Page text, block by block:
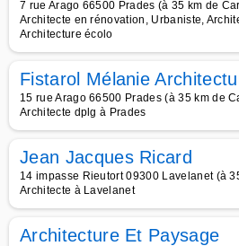
7 rue Arago 66500 Prades (à 35 km de
Architecte en rénovation, Urbaniste,
Architecture écolo
Fistarol Mélanie
15 rue Arago 66500 Prades (à 35 km de
Architecte dplg à Prades
Jean Jacques Ricard
14 impasse Rieutort 09300 Lavelanet (à
Architecte à Lavelanet
Architecture Et Paysage